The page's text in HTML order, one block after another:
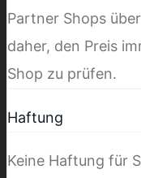
Partner Shops
daher, den Preis
Shop zu prüfen.
Haftung
Keine Haftung für